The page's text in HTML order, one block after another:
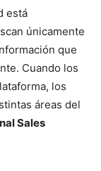
está
únicamente
que
Cuando los
los
áreas del
Sales